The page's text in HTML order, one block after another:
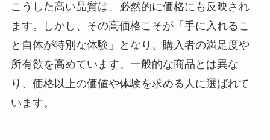
こうした高い品質は、必然的に価格にも反映され
ます。しかし、その高価格こそが「手に入れるこ
と自体が特別な体験」となり、購入者の満足度や
所有欲を高めています。一般的な商品とは異な
り、価格以上の価値や体験を求める人に選ばれて
います。